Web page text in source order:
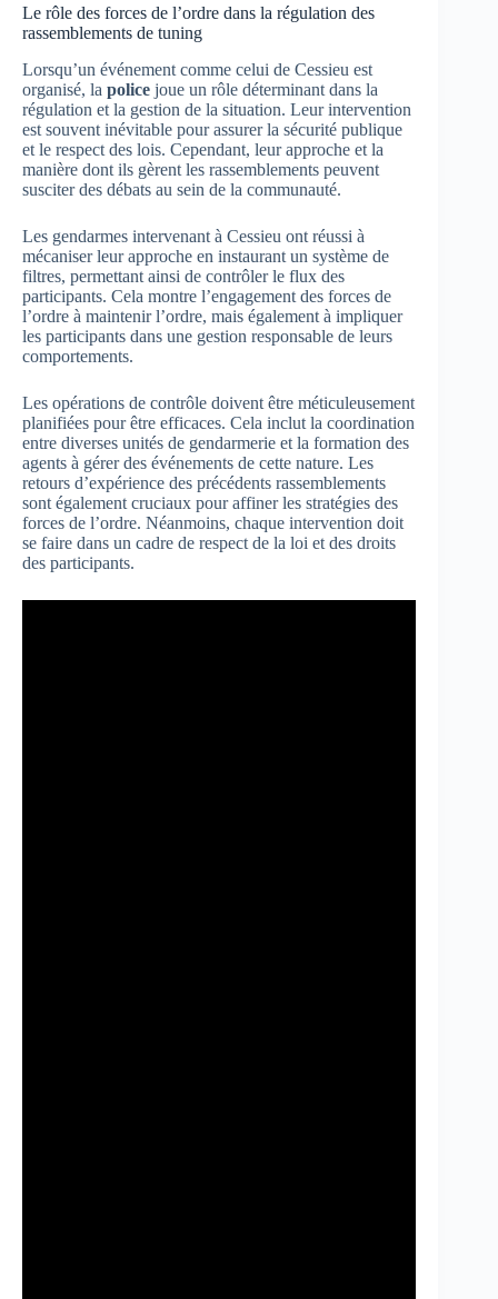
Le rôle des forces de l’ordre dans la régulation des
rassemblements de tuning
Lorsqu’un événement comme celui de Cessieu est
organisé, la police joue un rôle déterminant dans la
régulation et la gestion de la situation. Leur intervention
est souvent inévitable pour assurer la sécurité publique
et le respect des lois. Cependant, leur approche et la
manière dont ils gèrent les rassemblements peuvent
susciter des débats au sein de la communauté.
Les gendarmes intervenant à Cessieu ont réussi à
mécaniser leur approche en instaurant un système de
filtres, permettant ainsi de contrôler le flux des
participants. Cela montre l’engagement des forces de
l’ordre à maintenir l’ordre, mais également à impliquer
les participants dans une gestion responsable de leurs
comportements.
Les opérations de contrôle doivent être méticuleusement
planifiées pour être efficaces. Cela inclut la coordination
entre diverses unités de gendarmerie et la formation des
agents à gérer des événements de cette nature. Les
retours d’expérience des précédents rassemblements
sont également cruciaux pour affiner les stratégies des
forces de l’ordre. Néanmoins, chaque intervention doit
se faire dans un cadre de respect de la loi et des droits
des participants.